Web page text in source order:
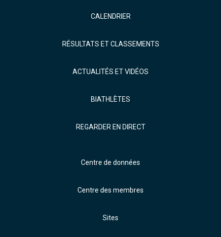
CALENDRIER
RÉSULTATS ET CLASSEMENTS
ACTUALITÉS ET VIDÉOS
BIATHLÈTES
REGARDER EN DIRECT
Centre de données
Centre des membres
Sites